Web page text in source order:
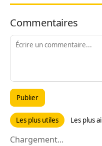
Commentaires
Publier
Les plus utiles Les plus
Chargement...